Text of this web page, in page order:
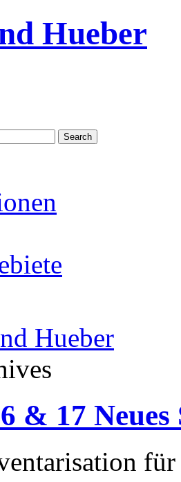
Hueber
Hueber
& 17